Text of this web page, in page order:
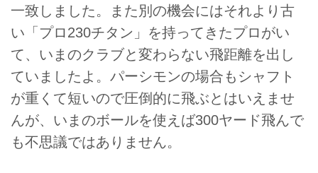
一致しました。また別の機会にはそれより古
い「プロ230チタン」を持ってきたプロがい
て、いまのクラブと変わらない飛距離を出し
ていましたよ。パーシモンの場合もシャフト
が重くて短いので圧倒的に飛ぶとはいえませ
んが、いまのボールを使えば300ヤード飛んで
も不思議ではありません。